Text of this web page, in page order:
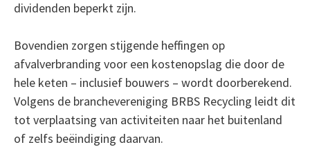
dividenden beperkt zijn.
Bovendien zorgen stijgende heffingen op
afvalverbranding voor een kostenopslag die door de
hele keten – inclusief bouwers – wordt doorberekend.
Volgens de branchevereniging BRBS Recycling leidt dit
tot verplaatsing van activiteiten naar het buitenland
of zelfs beëindiging daarvan.